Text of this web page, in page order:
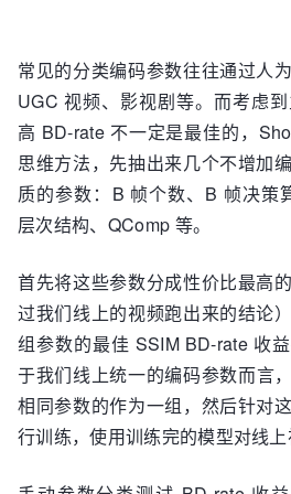
常见的分类编码参数往往通过人
UGC 视频、影视剧等。而考虑
高 BD-rate 不一定是最佳的，
思维方法，先抽出来几个不增加
质的参数：B 帧个数、B 帧决策
层次结构、QComp 等。
首先将这些参数分成性价比最高
过我们线上的视频跑出来的结论
组参数的最佳 SSIM BD-rate 收
于我们线上统一的编码参数而言
相同参数的作为一组，然后针对
行训练，使用训练完的模型对线上